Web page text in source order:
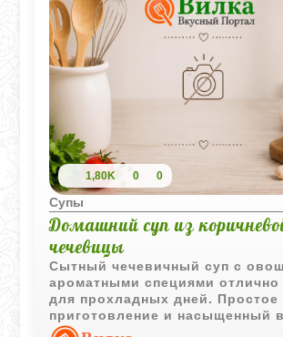
1,80K 0 0
Супы
Домашний суп из
чечевицы
Сытный чечевичный суп с
ароматными специями отлично
для прохладных дней. Простое
приготовление и насыщенный
делают его одним из самых